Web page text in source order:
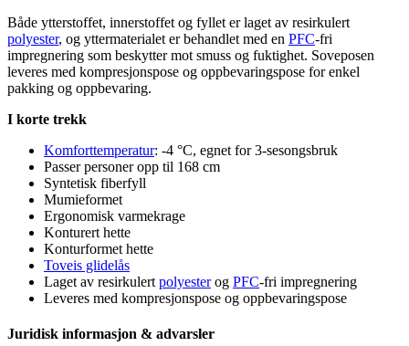
Både ytterstoffet, innerstoffet og fyllet er laget av resirkulert
polyester, og yttermaterialet er behandlet med en PFC-fri
impregnering som beskytter mot smuss og fuktighet. Soveposen
leveres med kompresjonspose og oppbevaringspose for enkel
pakking og oppbevaring.
I korte trekk
Komforttemperatur: -4 °C, egnet for3-sesongsbruk
Passerpersoner opp til 168 cm
Syntetisk fiberfyll
Mumieformet
Ergonomisk varmekrage
Konturert hette
Konturformet hette
Toveis glidelås
Laget av resirkulert polyesterog PFC-fri impregnering
Leveres med kompresjonspose og oppbevaringspose
Juridisk informasjon & advarsler